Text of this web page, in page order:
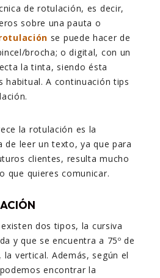
de rotulación, es decir,
sobre una pauta o
se puede hacer de
brocha; o digital, con un
la tinta, siendo ésta
habitual. A continuación tips
la rotulación es la
de leer un texto, ya que para
clientes, resulta mucho
que quieres comunicar.
dos tipos, la cursiva
y que se encuentra a 75º de
vertical. Además, según el
encontrar la